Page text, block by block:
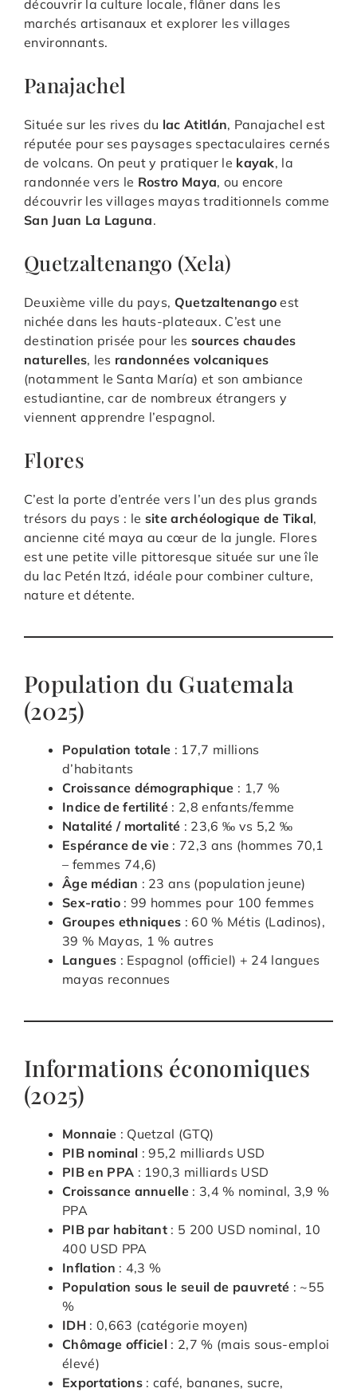
découvrir la culture locale, flâner dans les
marchés artisanaux et explorer les villages
environnants.
Panajachel
Située sur les rives du lac Atitlán, Panajachel est
réputée pour ses paysages spectaculaires cernés
de volcans. On peut y pratiquer le kayak, la
randonnée vers le Rostro Maya, ou encore
découvrir les villages mayas traditionnels comme
San Juan La Laguna.
Quetzaltenango (Xela)
Deuxième ville du pays, Quetzaltenango est
nichée dans les hauts-plateaux. C’est une
destination prisée pour les sources chaudes
naturelles, les randonnées volcaniques
(notamment le Santa María) et son ambiance
estudiantine, car de nombreux étrangers y
viennent apprendre l’espagnol.
Flores
C’est la porte d’entrée vers l’un des plus grands
trésors du pays : le site archéologique de Tikal,
ancienne cité maya au cœur de la jungle. Flores
est une petite ville pittoresque située sur une île
du lac Petén Itzá, idéale pour combiner culture,
nature et détente.
Population du Guatemala
(2025)
Population totale : 17,7 millions
d’habitants
Croissance démographique : 1,7 %
Indice de fertilité : 2,8 enfants/femme
Natalité / mortalité : 23,6 ‰ vs 5,2 ‰
Espérance de vie : 72,3 ans (hommes 70,1
– femmes 74,6)
Âge médian : 23 ans (population jeune)
Sex-ratio: 99 hommes pour 100 femmes
Groupes ethniques : 60 % Métis (Ladinos),
39 % Mayas, 1 % autres
Langues : Espagnol (officiel) + 24 langues
mayas reconnues
Informations économiques
(2025)
Monnaie : Quetzal (GTQ)
PIB nominal : 95,2 milliards USD
PIB en PPA : 190,3 milliards USD
Croissance annuelle : 3,4 % nominal, 3,9 %
PPA
PIB par habitant : 5 200 USD nominal, 10
400 USD PPA
Inflation : 4,3 %
Population sous le seuil de pauvreté : ~55
%
IDH: 0,663 (catégorie moyen)
Chômage officiel : 2,7 % (mais sous-emploi
élevé)
Exportations: café, bananes, sucre,